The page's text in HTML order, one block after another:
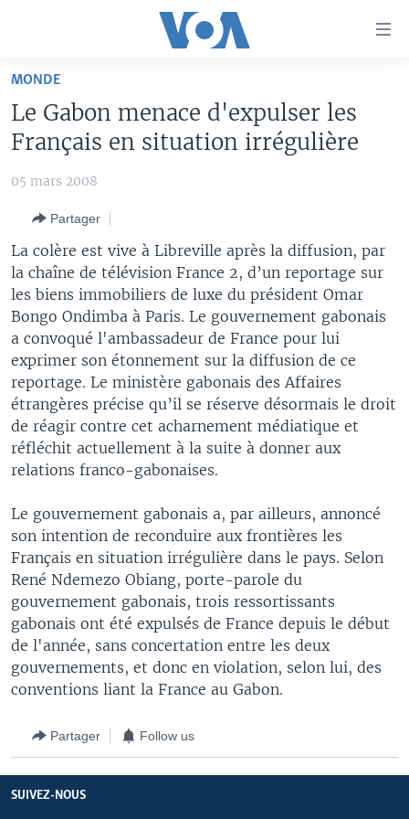
Retour
navigation
Retour
la
recherche
SPORT
WASHINGTON FORUM
CORRESPONDANT VOA
FOCUS SAHEL
REPORTAGES
VOUS + NOUS
CARNET DE SANTÉ
À VOTRE AVIS
VOTRE SANTÉ VOTRE AVENIR
LE MONDE AU FÉMININ
L'AMÉRIQUE ET VOUS
DIALOGUE DES RELIGIONS
RM SHOW
BAMBARA
FULFULDE
LINGALA
SANGO
Apprenez L'anglais
SUIVEZ-NOUS
Langues
MONDE
Le Gabon menace d'expulser les
Français en situation irrégulière
05 mars 2008
Partager
La colère est vive à Libreville après la diffusion, par
la chaîne de télévision France 2, d’un reportage sur
les biens immobiliers de luxe du président Omar
Bongo Ondimba à Paris. Le gouvernement gabonais
a convoqué l'ambassadeur de France pour lui
exprimer son étonnement sur la diffusion de ce
reportage. Le ministère gabonais des Affaires
étrangères précise qu’il se réserve désormais le droit
de réagir contre cet acharnement médiatique et
réfléchit actuellement à la suite à donner aux
relations franco-gabonaises.
Le gouvernement gabonais a, par ailleurs, annoncé
son intention de reconduire aux frontières les
Français en situation irrégulière dans le pays. Selon
René Ndemezo Obiang, porte-parole du
gouvernement gabonais, trois ressortissants
gabonais ont été expulsés de France depuis le début
de l'année, sans concertation entre les deux
gouvernements, et donc en violation, selon lui, des
conventions liant la France au Gabon.
Partager Follow us
SUIVEZ-NOUS